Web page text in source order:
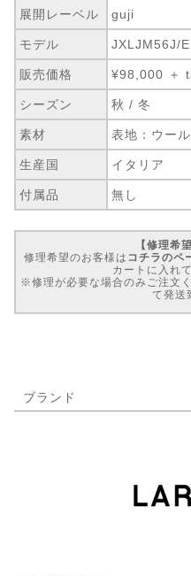
展開レーベル guji
モデル JXLJM56J/
販売価格 ¥98,000 ＋
シーズン 秋 / 冬
素材 表地：ウー
生産国 イタリア
付属品 無し
【修理希
修理希望のお客様は コチラのペ
カートに入れ
※修理が必要な場合のみご注文
て発送
ブランド